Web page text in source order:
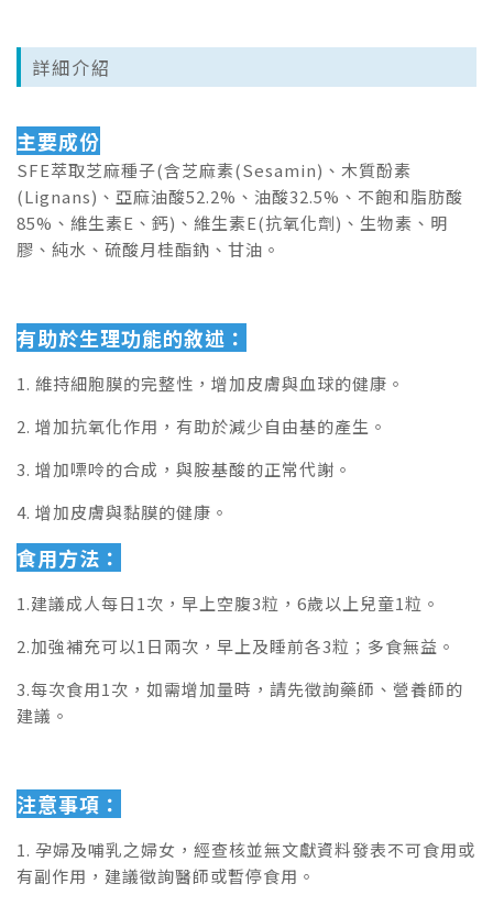
詳細介紹
主要成份
SFE萃取芝麻種子(含芝麻素(Sesamin)、木質酚素
(Lignans)、亞麻油酸52.2%、油酸32.5%、不飽和脂肪酸
85%、維生素E、鈣)、維生素E(抗氧化劑)、生物素、明
膠、純水、硫酸月桂酯鈉、甘油。
有助於生理功能的敘述：
1. 維持細胞膜的完整性，增加皮膚與血球的健康。
2. 增加抗氧化作用，有助於減少自由基的產生。
3. 增加嘌呤的合成，與胺基酸的正常代謝。
4. 增加皮膚與黏膜的健康。
食用方法：
1.建議成人每日1次，早上空腹3粒，6歲以上兒童1粒。
2.加強補充可以1日兩次，早上及睡前各3粒；多食無益。
3.每次食用1次，如需增加量時，請先徵詢藥師、營養師的
建議。
注意事項：
1. 孕婦及哺乳之婦女，經查核並無文獻資料發表不可食用或
有副作用，建議徵詢醫師或暫停食用。